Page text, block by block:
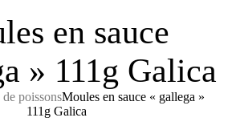
en sauce
» 111g Galica
poissonsMoules en sauce « gallega »
111g Galica